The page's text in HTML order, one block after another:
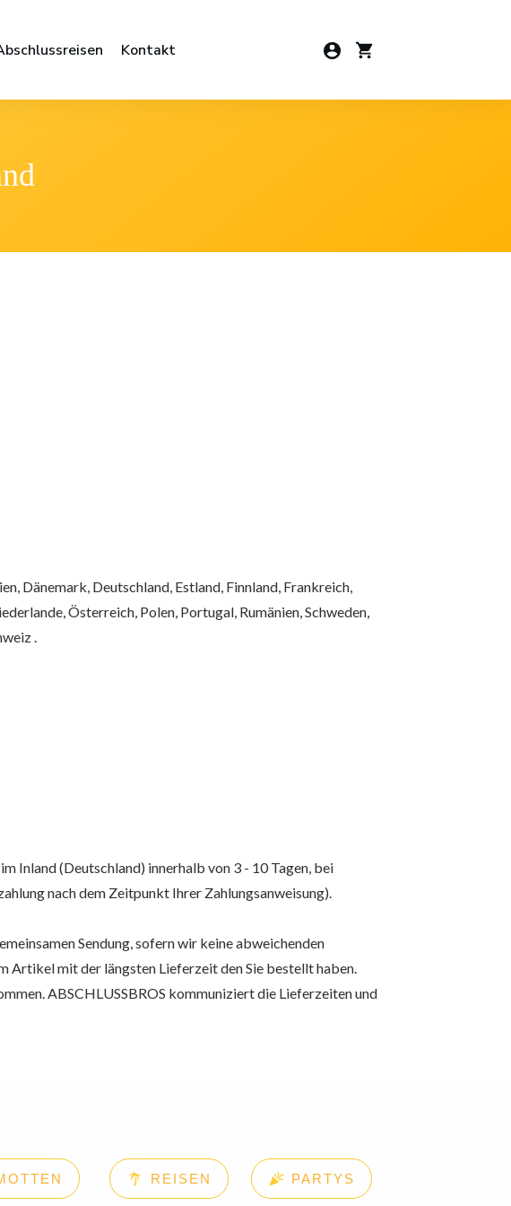
Kontakt
Dänemark, Deutschland, Estland, Finnland, Frankreich,
Österreich, Polen, Portugal, Rumänien, Schweden,
.
Inland (Deutschland) innerhalb von 3 - 10 Tagen, bei
nach dem Zeitpunkt Ihrer Zahlungsanweisung).
Sendung, sofern wir keine abweichenden
Artikel mit der längsten Lieferzeit den Sie bestellt haben.
ABSCHLUSSBROS kommuniziert die Lieferzeiten und
REISEN PARTYS